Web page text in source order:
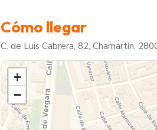
Cómo llegar
C. de Luis Cabrera, 82, Chamartín,
+
−